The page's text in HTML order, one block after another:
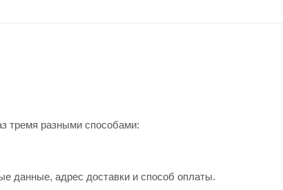
тремя разными способами:
данные, адрес доставки и способ оплаты.